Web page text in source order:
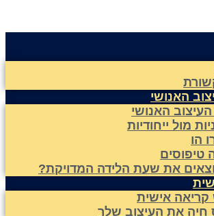
האנושי
האנושי
מול ייחודיות
הו
את שעת הלידה המדויקת?
אישית
את העיצוב שלך